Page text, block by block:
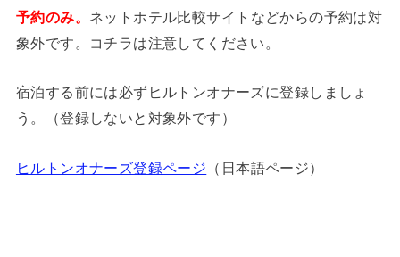
予約のみ。 ネットホテル比較サイトなどからの予約は対
象外です。コチラは注意してください。
宿泊する前には必ずヒルトンオナーズに登録しましょ
う。（登録しないと対象外です）
ヒルトンオナーズ登録ページ （日本語ページ）